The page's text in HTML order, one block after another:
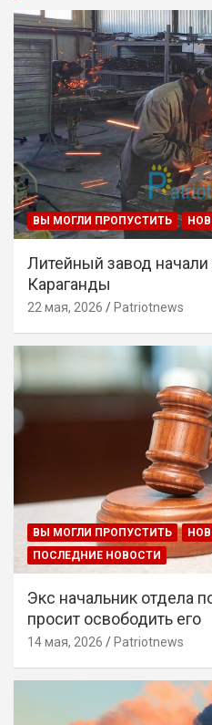
ВЫ МОГЛИ ПРОПУСТИТЬ
Литейный завод начали
Караганды
22 мая, 2026 Patriotnews
ВЫ МОГЛИ ПРОПУСТИТЬ
ПОСЛЕДНИЕ НОВОСТИ
Экс начальник отдела
просит освободить его
14 мая, 2026 Patriotnews